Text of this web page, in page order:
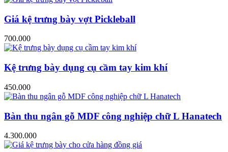
Giá kệ trưng bày vợt Pickleball
700.000
Kệ trưng bày dụng cụ cầm tay kim khí
450.000
Bàn thu ngân gỗ MDF công nghiệp chữ L Hanatech
4.300.000